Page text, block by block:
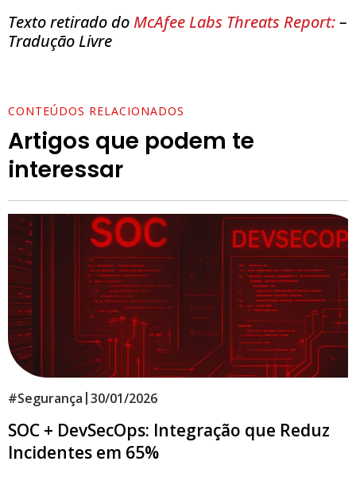
Texto retirado doMcAfee Labs Threats Report:–
Tradução Livre
CONTEÚDOS RELACIONADOS
Artigos que podem te
interessar
#Segurança |30/01/2026
SOC + DevSecOps: Integração que Reduz
Incidentes em 65%